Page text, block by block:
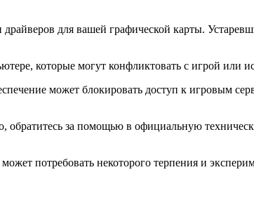
для вашей графической карты.
которые могут конфликтовать с игрой или
может блокировать доступ к игровым
обратитесь за помощью в официальную
потребовать некоторого терпения и